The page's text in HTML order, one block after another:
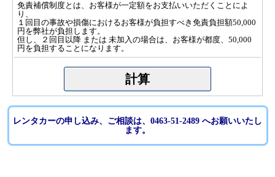
免責補償制度とは、お客様が一定額をお支払いいただくことによ
り、
１回目の事故や損傷におけるお客様が負担すべき免責負担額50,000
円を弊社が負担します。
但し、２回目以降 または 未加入の場合は、お客様が都度、50,000
円を負担することになります。
レンタカーの申し込み、ご相談は、0463-51-2489 へお願いいたし
ます。